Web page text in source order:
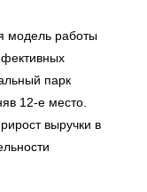
модель работы
парк
12‑е место.
выручки в